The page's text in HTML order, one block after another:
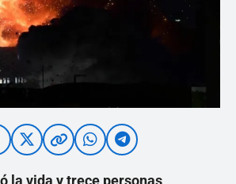
la vida y trece personas